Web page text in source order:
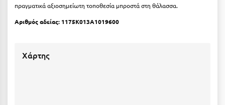
Πόρος
Πόρτο Χέλι
Πύλος
πραγματικά αξιοσημείωτη τοποθεσία μπροστά στη θάλασσα.
Αριθμός αδείας: 1175K013A1019600
Χάρτης